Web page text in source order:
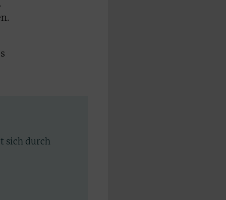
sich durch